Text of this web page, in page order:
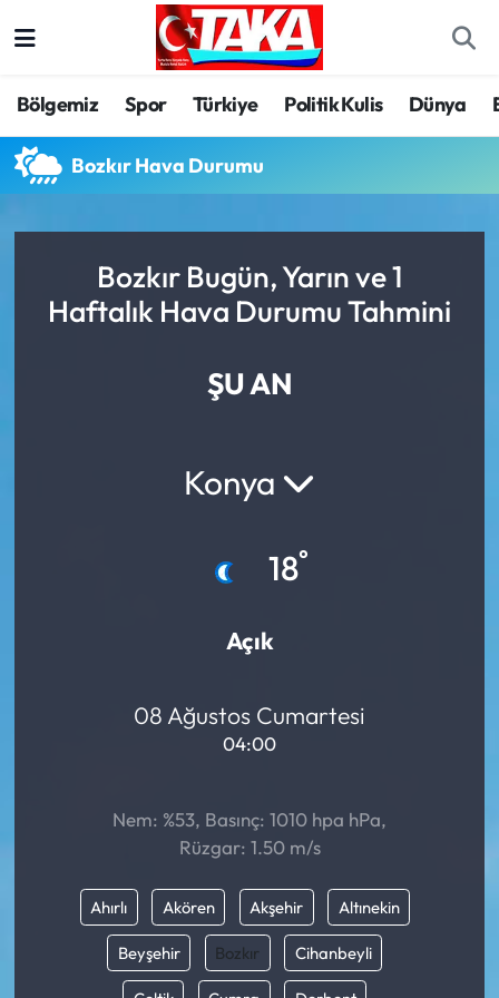
Bölgemiz Spor Türkiye Politik Kulis Dünya
Bozkır Hava Durumu
Bozkır Bugün, Yarın ve 1
Haftalık Hava Durumu Tahmini
ŞU AN
Konya
18°
Açık
08 Ağustos Cumartesi
04:00
Nem: %53, Basınç: 1010 hpa hPa,
Rüzgar: 1.50 m/s
Ahırlı Akören Akşehir Altınekin
Beyşehir Bozkır Cihanbeyli
Spor
Türkiye
Politika
Köşe Yazıları
Spor Yazıları
Mektup Galeri
Trabzon Hava Durumu
Trabzon Trafik Yoğunluk Haritası
Tüm Manşetler
Son Dakika Haberleri